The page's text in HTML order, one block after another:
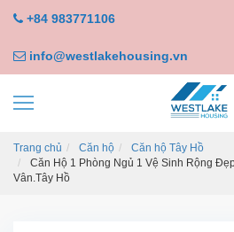
+84 983771106
info@westlakehousing.vn
Trang chủ Căn hộ
Căn hộ Tây Hồ
Căn Hộ 1 Phòng Ngủ 1 Vệ Sinh Rộng
Vân.Tây Hồ